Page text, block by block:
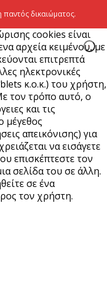
δικαιώματος.
cookies είναι
αρχεία κειμένου, με
επιτρεπτά
ηλεκτρονικές
κ.ο.κ.) του χρήστη,
τον τρόπο αυτό, ο
και τις
μέγεθος
απεικόνισης) για
να εισάγετε
επισκέπτεστε τον
σελίδα του σε άλλη.
σε ένα
τον χρήστη.